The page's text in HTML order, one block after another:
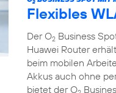
2
Flexibles
Der O2 Business
Huawei Router
beim mobilen
Akkus auch ohne
bietet der O